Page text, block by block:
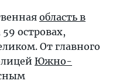
область в
островах,
От главного
Южно-